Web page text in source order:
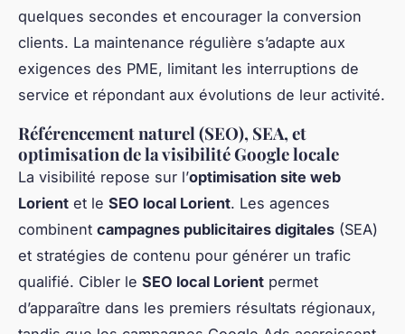
quelques secondes et encourager la conversion
clients. La maintenance régulière s’adapte aux
exigences des PME, limitant les interruptions de
service et répondant aux évolutions de leur activité.
Référencement naturel (SEO), SEA, et
optimisation de la visibilité Google locale
La visibilité repose sur l’optimisation site web
Lorient et le SEO local Lorient. Les agences
combinent campagnes publicitaires digitales (SEA)
et stratégies de contenu pour générer un trafic
qualifié. Cibler le SEO local Lorient permet
d’apparaître dans les premiers résultats régionaux,